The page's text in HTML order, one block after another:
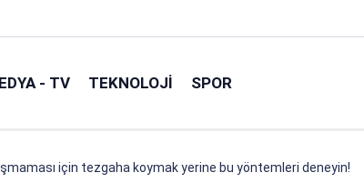
- TV TEKNOLOJI SPOR
için tezgaha koymak yerine bu yöntemleri deneyin!